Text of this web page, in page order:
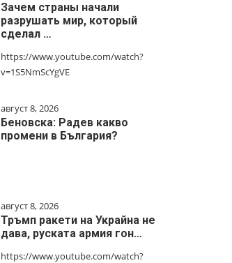
Зачем страны начали
разрушать мир, который
сделал …
https://www.youtube.com/watch?
v=1S5NmScYgVE
август 8, 2026
Беновска: Радев какво
промени в България?
август 8, 2026
Тръмп ракети на Украйна не
дава, руската армия гон…
https://www.youtube.com/watch?